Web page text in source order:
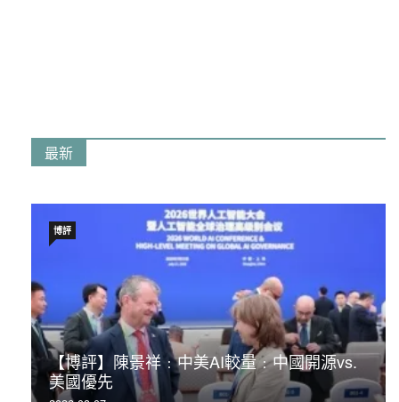
最新
【博評】陳景祥﹕中美AI較量﹕中國開源vs.
美國優先
博評